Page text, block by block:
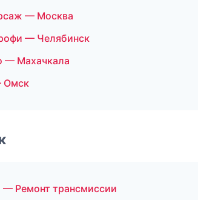
— Москва
— Челябинск
— Махачкала
Омск
Ремонт трансмиссии